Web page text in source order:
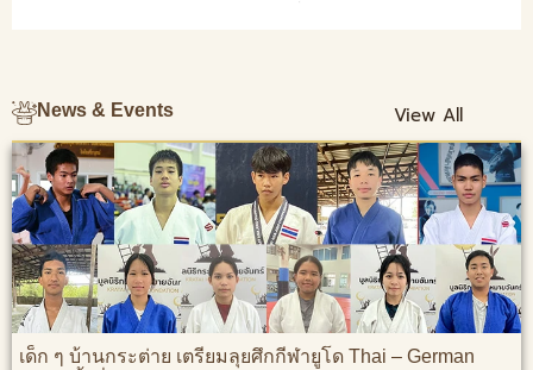
News & Events View All
เด็ก ๆ บ้านกระต่าย เตรียมลุยศึกกีฬายูโด Thai – German